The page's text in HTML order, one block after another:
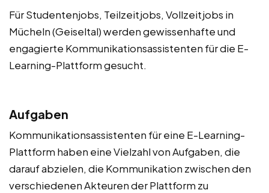
Für Studentenjobs, Teilzeitjobs, Vollzeitjobs in
Mücheln (Geiseltal) werden gewissenhafte und
engagierte Kommunikationsassistenten für die E-
Learning-Plattform gesucht.
Aufgaben
Kommunikationsassistenten für eine E-Learning-
Plattform haben eine Vielzahl von Aufgaben, die
darauf abzielen, die Kommunikation zwischen den
verschiedenen Akteuren der Plattform zu